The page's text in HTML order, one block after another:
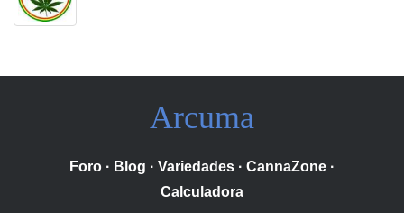
Arcuma
Foro · Blog · Variedades · CannaZone ·
Calculadora